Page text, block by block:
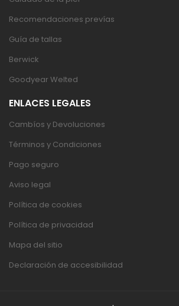
Recomendaciones prevías
Guía de tallas
Berwick
Goodyear Welted
ENLACES LEGALES
Cambíos y Devoluciones
Términos y Condiciones
Pago seguro
Aviso legal
Política de cookies
Política de privacidad
Mapa del sitio
Declaración de accesibilidad